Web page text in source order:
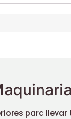
para llevar